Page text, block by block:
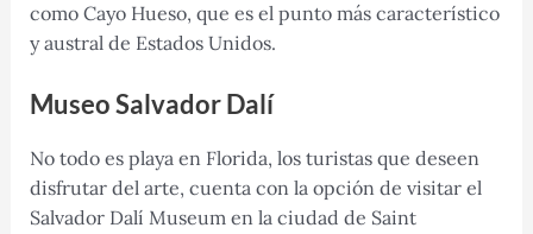
como Cayo Hueso, que es el punto más característico
y austral de Estados Unidos.
Museo Salvador Dalí
No todo es playa en Florida, los turistas que deseen
disfrutar del arte, cuenta con la opción de visitar el
Salvador Dalí Museum en la ciudad de Saint